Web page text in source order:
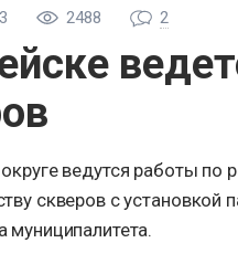
2488 2
ведутся работы по
скверов с установкой
муниципалитета.